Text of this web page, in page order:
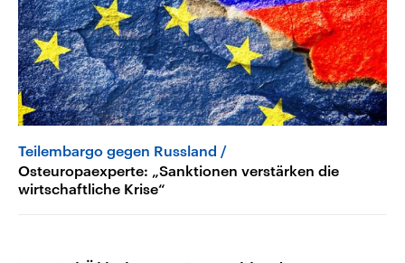
Teilembargo gegen Russland
Osteuropaexperte: „Sanktionen verstärken die
wirtschaftliche Krise“